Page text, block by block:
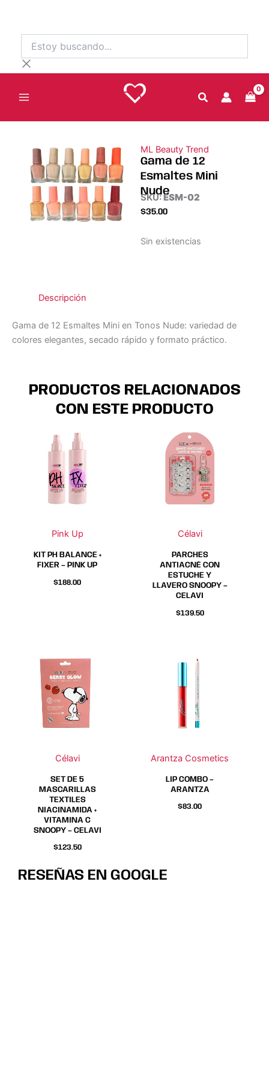
contenido
buscando...
ML Beauty Trend
Gama de 12
Esmaltes Mini
Nude
SKU:ESM-02
$35.00
Sin existencias
Descripción
Gama de 12 Esmaltes Mini en Tonos Nude: variedad de
colores elegantes, secado rápido y formato práctico.
PRODUCTOS RELACIONADOS
CON ESTE PRODUCTO
Pink Up
KIT PH BALANCE +
FIXER – PINK UP
$188.00
Célavi
PARCHES
ANTIACNÉ CON
ESTUCHE Y
LLAVERO SNOOPY –
CELAVI
$139.50
Célavi
SET DE 5
MASCARILLAS
TEXTILES
NIACINAMIDA +
VITAMINA C
SNOOPY – CELAVI
$123.50
Arantza Cosmetics
producto
tiene
múltiples
variantes.
Las
pueden
elegir
en
la
LIP COMBO –
ARANTZA
$83.00
pueden
elegir
en
la
RESEÑAS EN GOOGLE